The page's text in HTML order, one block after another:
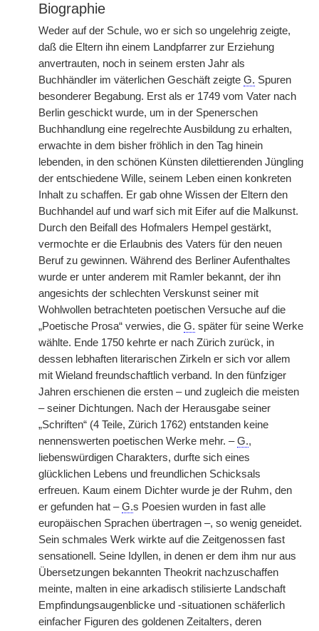
Biographie
Weder auf der Schule, wo er sich so ungelehrig zeigte,
daß die Eltern ihn einem Landpfarrer zur Erziehung
anvertrauten, noch in seinem ersten Jahr als
Buchhändler im väterlichen Geschäft zeigte G. Spuren
besonderer Begabung. Erst als er 1749 vom Vater nach
Berlin geschickt wurde, um in der Spenerschen
Buchhandlung eine regelrechte Ausbildung zu erhalten,
erwachte in dem bisher fröhlich in den Tag hinein
lebenden, in den schönen Künsten dilettierenden Jüngling
der entschiedene Wille, seinem Leben einen konkreten
Inhalt zu schaffen. Er gab ohne Wissen der Eltern den
Buchhandel auf und warf sich mit Eifer auf die Malkunst.
Durch den Beifall des Hofmalers Hempel gestärkt,
vermochte er die Erlaubnis des Vaters für den neuen
Beruf zu gewinnen. Während des Berliner Aufenthaltes
wurde er unter anderem mit Ramler bekannt, der ihn
angesichts der schlechten Verskunst seiner mit
Wohlwollen betrachteten poetischen Versuche auf die
„Poetische Prosa“ verwies, die G. später für seine Werke
wählte. Ende 1750 kehrte er nach Zürich zurück, in
dessen lebhaften literarischen Zirkeln er sich vor allem
mit Wieland freundschaftlich verband. In den fünfziger
Jahren erschienen die ersten – und zugleich die meisten
– seiner Dichtungen. Nach der Herausgabe seiner
„Schriften“ (4 Teile, Zürich 1762) entstanden keine
nennenswerten poetischen Werke mehr. –G.,
liebenswürdigen Charakters, durfte sich eines
glücklichen Lebens und freundlichen Schicksals
erfreuen. Kaum einem Dichter wurde je der Ruhm, den
er gefunden hat –G.s Poesien wurden in fast alle
europäischen Sprachen übertragen –, so wenig geneidet.
Sein schmales Werk wirkte auf die Zeitgenossen fast
sensationell. Seine Idyllen, in denen er dem ihm nur aus
Übersetzungen bekannten Theokrit nachzuschaffen
meinte, malten in eine arkadisch stilisierte Landschaft
Empfindungsaugenblicke und -situationen schäferlich
einfacher Figuren des goldenen Zeitalters, deren